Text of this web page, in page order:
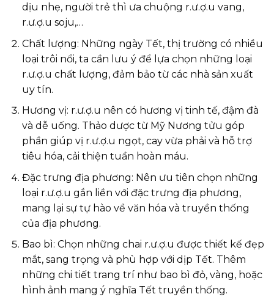
dịu nhẹ, người trẻ thì ưa chuộng r.ư.ợ.u vang,
r.ư.ợ.u soju,…
Chất lượng: Những ngày Tết, thị trường có nhiều
loại trôi nổi, ta cần lưu ý để lựa chọn những loại
r.ư.ợ.u chất lượng, đảm bảo từ các nhà sản xuất
uy tín.
Hương vị: r.ư.ợ.u nên có hương vị tinh tế, đậm đà
và dễ uống. Thảo dược từ Mỹ Nương tửu góp
phần giúp vị r.ư.ợ.u ngọt, cay vừa phải và hỗ trợ
tiêu hóa, cải thiện tuần hoàn máu.
Đặc trưng địa phương: Nên ưu tiên chọn những
loại r.ư.ợ.u gắn liền với đặc trưng địa phương,
mang lại sự tự hào về văn hóa và truyền thống
của địa phương.
Bao bì: Chọn những chai r.ư.ợ.u được thiết kế đẹp
mắt, sang trọng và phù hợp với dịp Tết. Thêm
những chi tiết trang trí như bao bì đỏ, vàng, hoặc
hình ảnh mang ý nghĩa Tết truyền thống.